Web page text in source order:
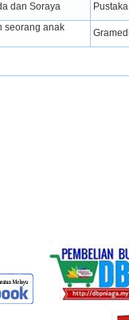
dan Soraya
seorang anak